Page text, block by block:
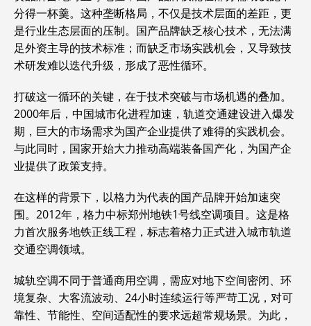
分得一杯羹。这种垄断格局，不仅是技术层面的差距，更
是行业生态层面的压制。国产品牌缺乏核心技术，无法满
足外资主导的技术标准；而缺乏市场实践机会，又导致技
术研发难以迭代升级，形成了恶性循环。
打破这一循环的关键，在于技术突破与市场机遇的叠加。
2000年后，中国城市化进程加速，轨道交通建设进入爆发
期，巨大的市场需求为国产企业提供了难得的实践机会。
与此同时，国家开始大力推动高端装备国产化，为国产企
业提供了政策支持。
在这样的背景下，以格力为代表的国产品牌开始加速突
围。2012年，格力中标郑州地铁1号线空调项目。这是格
力首次服务地铁正线工程，标志着格力正式进入城市轨道
交通空调领域。
城轨空调不同于普通商用空调，需应对地下空间密闭、环
境复杂、大客流波动、24小时连续运行等严苛工况，对可
靠性、节能性、空间适配性的要求远超常规场景。为此，